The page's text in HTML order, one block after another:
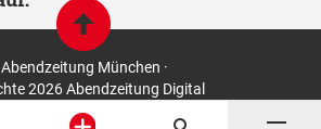
München ·
2026 Abendzeitung Digital